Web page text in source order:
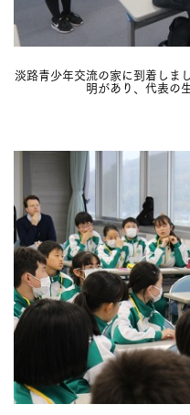
淡路青少年交流の家に到着しま
明があり、代表の